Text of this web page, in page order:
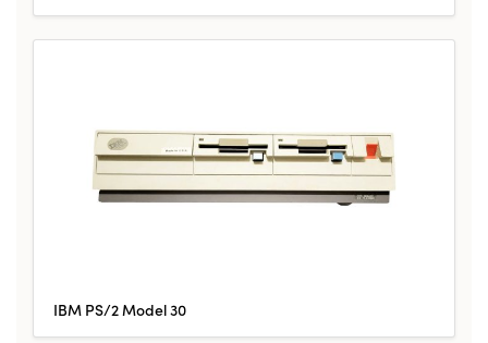
IBM PS/2 Model 30